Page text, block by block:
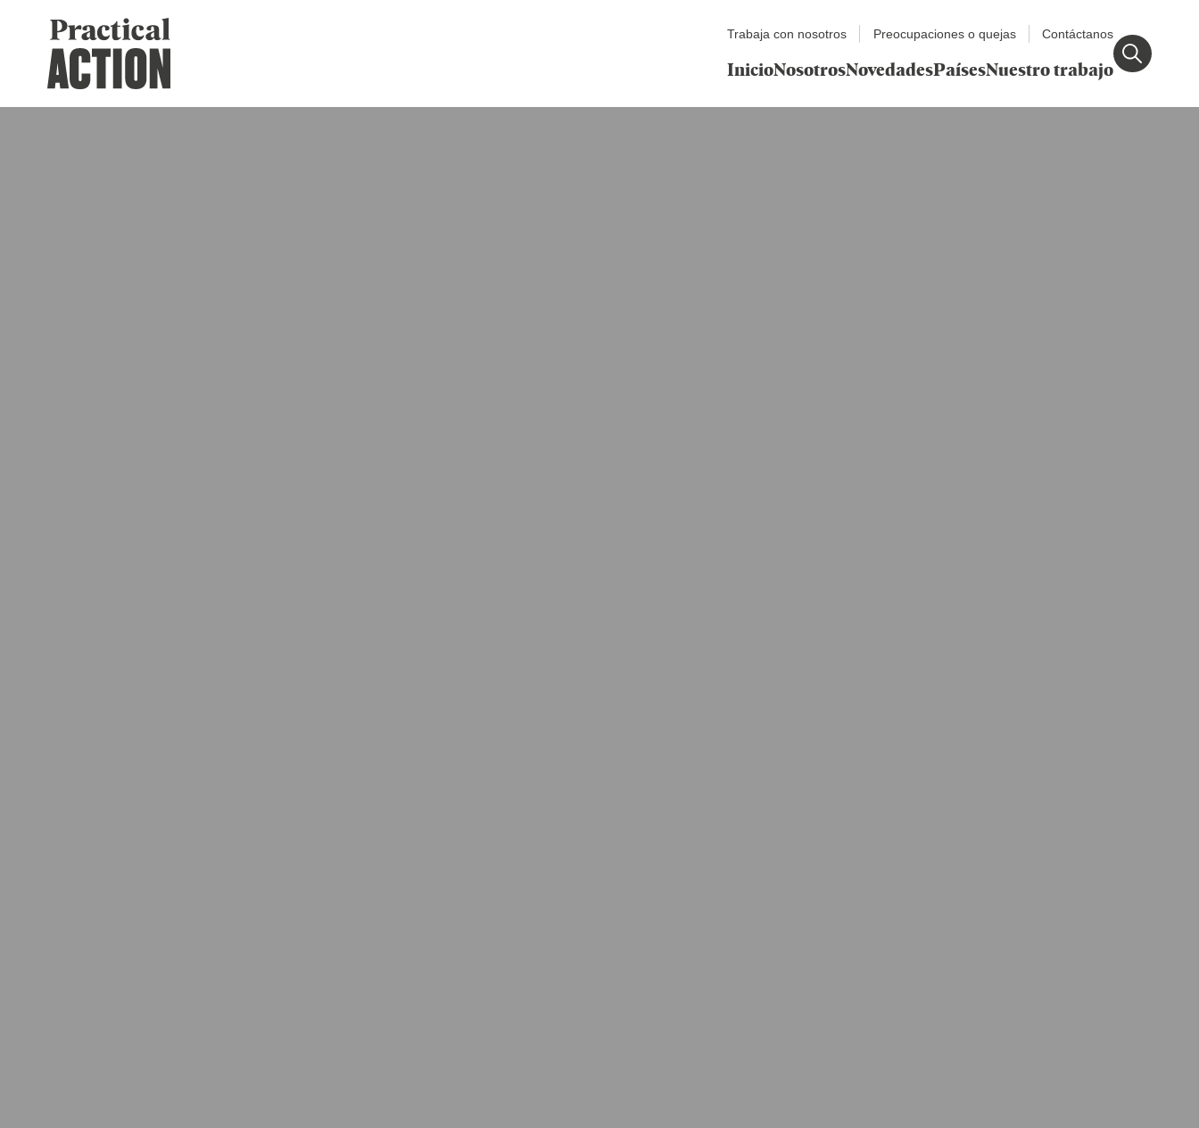
Trabaja con nosotros Preocupaciones o quejas Contáctanos
InicioNosotrosNovedadesPaísesNuestro trabajo